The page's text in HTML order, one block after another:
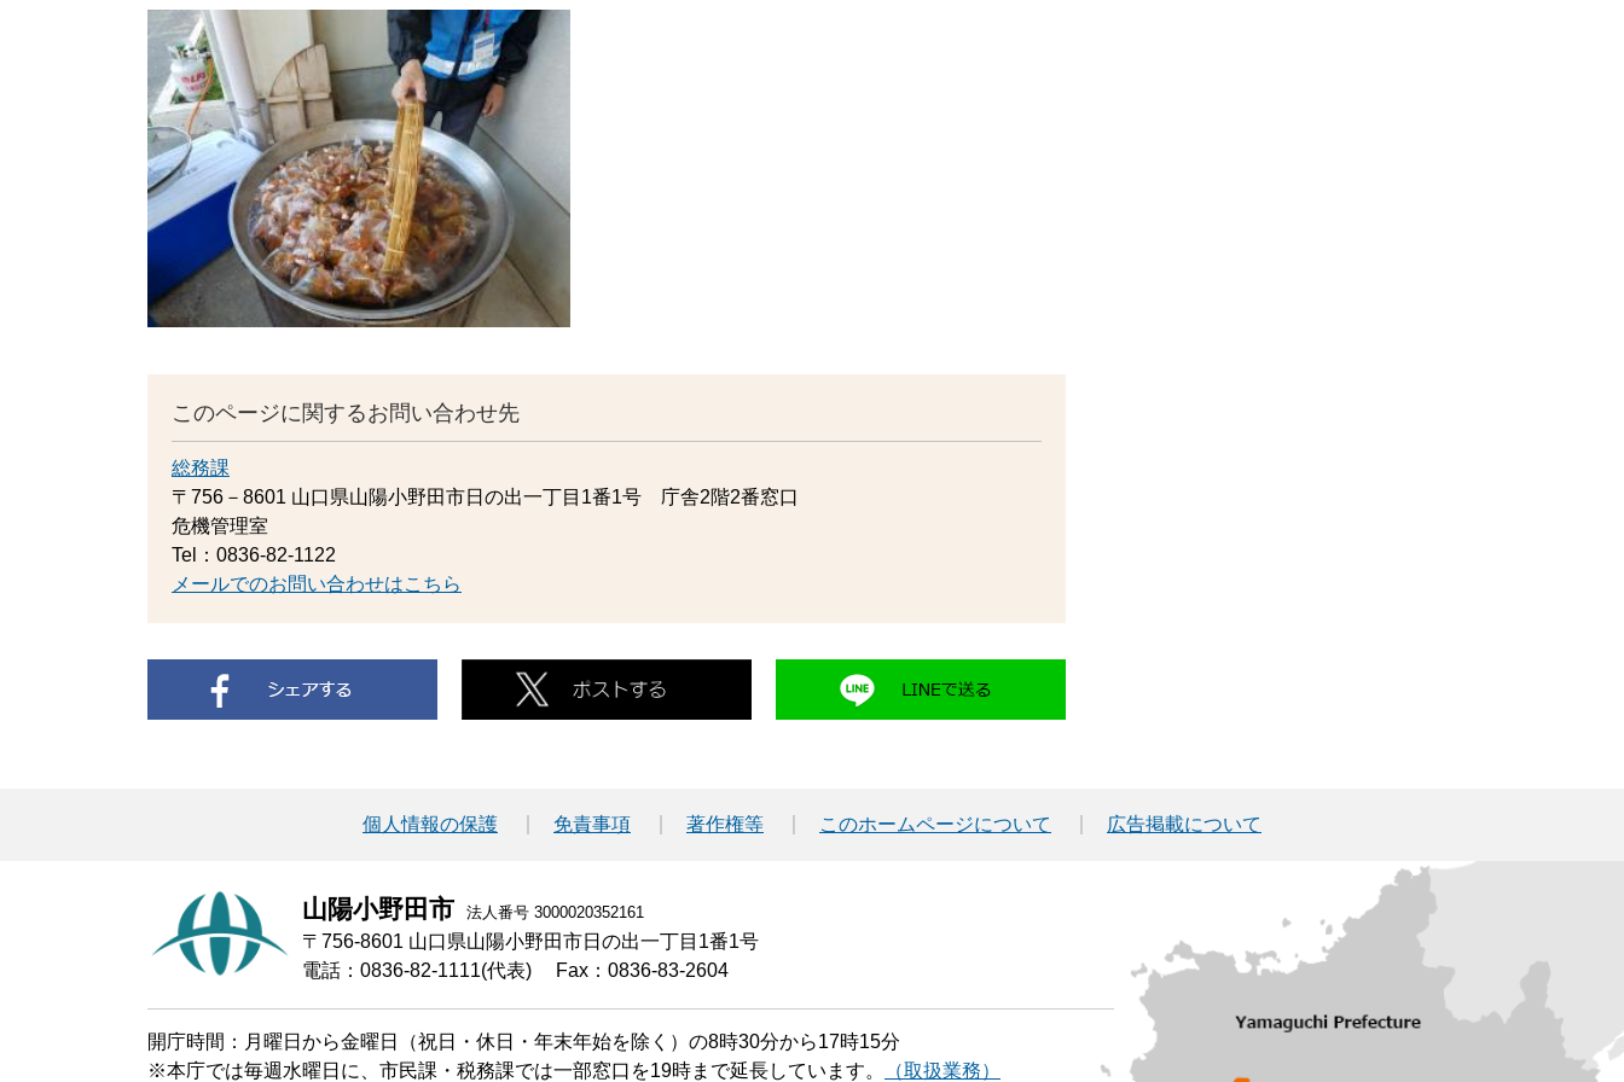
このページに関するお問い合わせ先
総務課
〒756－8601 山口県山陽小野田市日の出一丁目1番1号 庁舎2階2番窓口
危機管理室
Tel：0836-82-1122
メールでのお問い合わせはこちら
個人情報の保護 免責事項 著作権等 このホームページについて 広告掲載について
山陽小野田市 法人番号 3000020352161
〒756-8601 山口県山陽小野田市日の出一丁目1番1号
電話：0836-82-1111(代表)
Fax：0836-83-2604
開庁時間：月曜日から金曜日（祝日・休日・年末年始を除く）の8時30分から17時15分
※本庁では毎週水曜日に、市民課・税務課では一部窓口を19時まで延長しています。
（取扱業務）